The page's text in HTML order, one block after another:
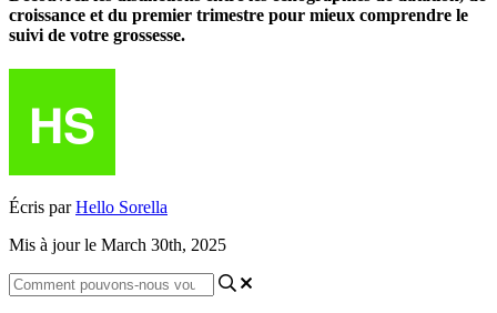
croissance et du premier trimestre pour mieux comprendre le
suivi de votre grossesse.
Écris parHello Sorella
Mis à jour le March 30th, 2025